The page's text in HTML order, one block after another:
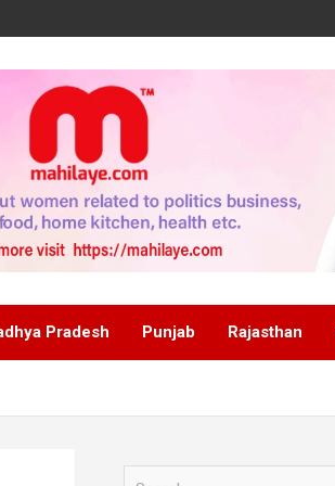
Pradesh Punjab Rajasthan